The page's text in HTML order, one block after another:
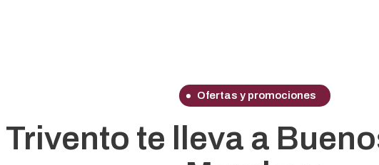
Ofertas y promociones
Trivento te lleva a